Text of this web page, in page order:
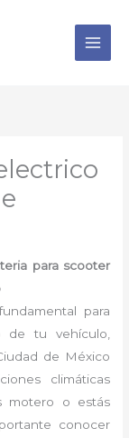
para scooter
para
de tu vehículo,
de México
climáticas
motero o estás
conocer